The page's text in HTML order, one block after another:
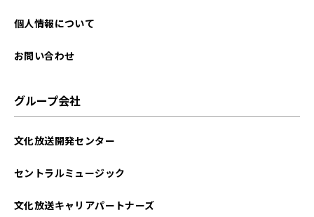
2025年07月
2025年04月
個人情報について
お問い合わせ
グループ会社
文化放送開発センター
セントラルミュージック
文化放送キャリアパートナーズ